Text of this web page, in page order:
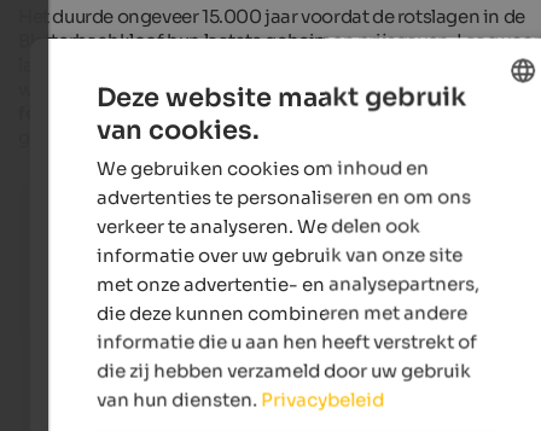
Bletterbach gorge: Journey through the Earth's
A hike through the Bletterbach gorge provides an
insight into the structure of the Dolomites.
Internet Consulting
Het duurde ongeveer 15.000 jaar voordat de rotslagen in de
Bletterbachkloof hun laatste geheimen prijsgaven. Laag voor
laag heeft de Bletterbachstroom tonnen gesteente
waardoor een grote verscheidenheid aan rotssoorten,
ensporen van dinosaurussen zichtbaar zijn
geworden.
Deze website maakt gebruik
van cookies.
We gebruiken cookies om inhoud en
advertenties te personaliseren en om ons
verkeer te analyseren. We delen ook
informatie over uw gebruik van onze site
met onze advertentie- en analysepartners,
die deze kunnen combineren met andere
informatie die u aan hen heeft verstrekt of
die zij hebben verzameld door uw gebruik
van hun diensten. Privacybeleid